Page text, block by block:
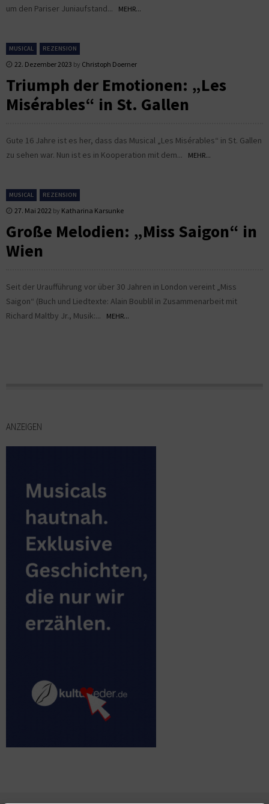
um den Pariser Juniaufstand...
MEHR...
MUSICAL REZENSION
22. Dezember 2023 by Christoph Doerner
Triumph der Emotionen: „Les
Misérables“ in St. Gallen
Gute 16 Jahre ist es her, dass das Musical „Les Misérables“ in St. Gallen
zu sehen war. Nun ist es in Kooperation mit dem...
MEHR...
MUSICAL REZENSION
27. Mai 2022 by Katharina Karsunke
Große Melodien: „Miss Saigon“ in
Wien
Seit der Uraufführung vor über 30 Jahren in London vereint „Miss
Saigon“ (Buch und Liedtexte: Alain Boublil in Zusammenarbeit mit
Richard Maltby Jr., Musik:...
MEHR...
ANZEIGEN